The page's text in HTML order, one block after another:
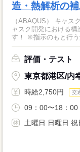
造・熱解析の
（ABAQUS） キャス
ャスク開発における
す！ ※指示のもと行
評価・テスト
東京都港区/内
時給2,750円 交
09：00〜18：
土曜日 日曜日 祝